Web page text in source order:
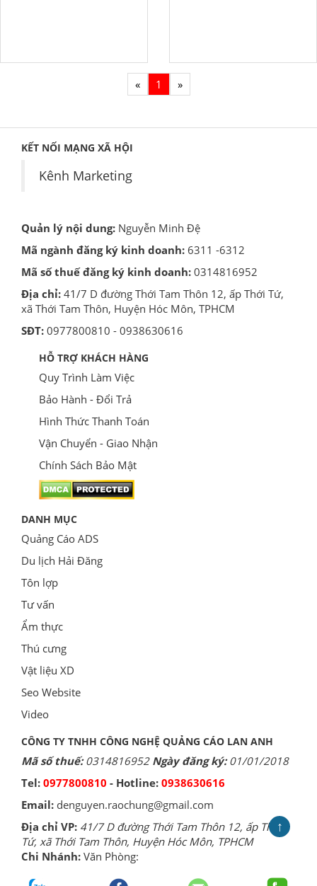
« 1 »
KẾT NỐI MẠNG XÃ HỘI
Kênh Marketing
Quản lý nội dung: Nguyễn Minh Đệ
Mã ngành đăng ký kinh doanh: 6311 -6312
Mã số thuế đăng ký kinh doanh: 0314816952
Địa chỉ: 41/7 D đường Thới Tam Thôn 12, ấp Thới Tứ,
xã Thới Tam Thôn, Huyện Hóc Môn, TPHCM
SĐT: 0977800810 - 0938630616
HỖ TRỢ KHÁCH HÀNG
Quy Trình Làm Việc
Bảo Hành - Đổi Trả
Hình Thức Thanh Toán
Vận Chuyển - Giao Nhận
Chính Sách Bảo Mật
DANH MỤC
Quảng Cáo ADS
Du lịch Hải Đăng
Tôn lợp
Tư vấn
Ẩm thực
Thú cưng
Vật liệu XD
Seo Website
Video
CÔNG TY TNHH CÔNG NGHỆ QUẢNG CÁO LAN ANH
Mã số thuế:0314816952Ngày đăng ký:01/01/2018
Tel: 0977800810 - Hotline: 0938630616
Email: denguyen.raochung@gmail.com
Địa chỉ VP: 41/7 D đường Thới Tam Thôn 12, ấp Thới
Tứ, xã Thới Tam Thôn, Huyện Hóc Môn, TPHCM
Chi Nhánh: Văn Phòng:
↑